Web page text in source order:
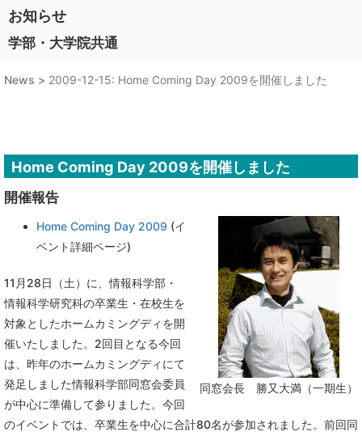
お知らせ
学部・大学院共通
News > 2009-12-15: Home Coming Day 2009を開催しました
Home Coming Day 2009を開催しました
開催報告
同窓会長 勝又大満（一期生）
Home Coming Day 2009 (イ
ベント詳細ページ)
11月28日（土）に、情報科学部・
情報科学研究科の卒業生・在校生を
対象としたホームカミングディを開
催いたしました。2回目となる今回
は、昨年のホームカミングディにて
発足しました情報科学部同窓会委員
が中心に準備して参りました。今回
のイベントでは、卒業生を中心に合計80名が参加されました。前回同